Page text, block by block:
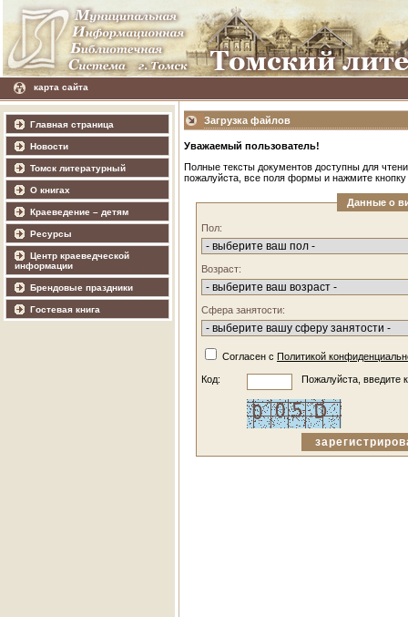
карта сайта
Главная страница
Новости
Томск литературный
О книгах
Краеведение – детям
Ресурсы
Центр краеведческой
информации
Брендовые праздники
Гостевая книга
Загрузка файлов
Уважаемый пользователь!
Полные тексты документов доступны для
пожалуйста, все поля формы и нажмите кнопку
Данные о
Пол:
Возраст:
Сфера занятости:
Согласен с Политикой
Код: Пожалуйста, введите